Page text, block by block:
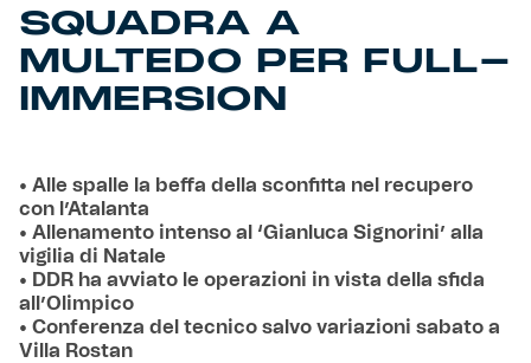
SQUADRA A
MULTEDO PER FULL-
IMMERSION
• Alle spalle la beffa della sconfitta nel recupero
con l’Atalanta
• Allenamento intenso al ‘Gianluca Signorini’ alla
vigilia di Natale
• DDR ha avviato le operazioni in vista della sfida
all’Olimpico
• Conferenza del tecnico salvo variazioni sabato a
Villa Rostan